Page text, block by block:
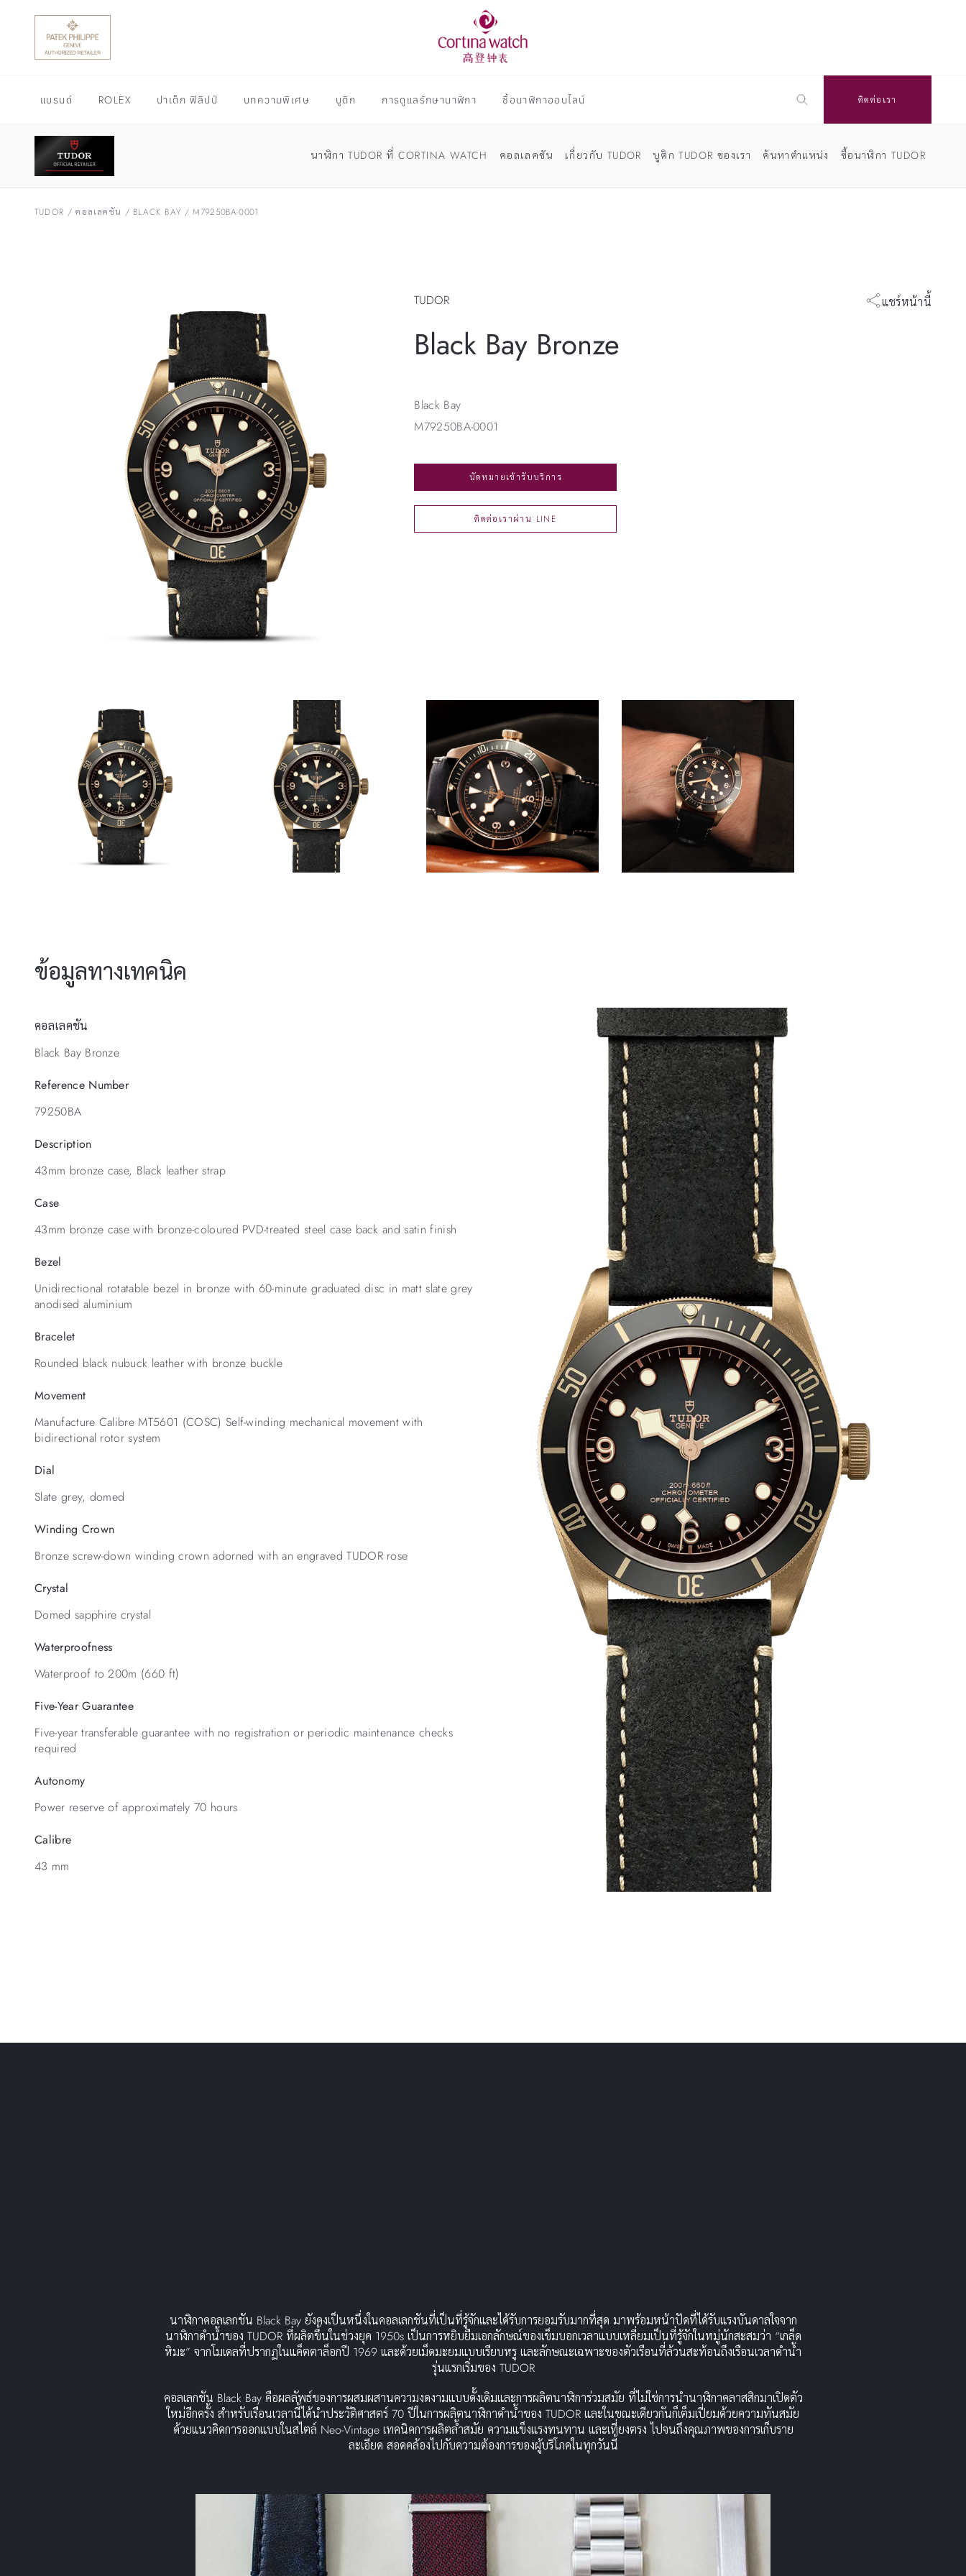
แบรนด์ ROLEX ปาเต็ก ฟิลิปป์ บทความพิเศษ บูติก การดูแลรักษานาฬิกา ซื้อนาฬิกาออนไลน์ ติดต่อเรา
นาฬิกา TUDOR ที่ CORTINA WATCH คอลเลคชัน เกี่ยวกับ TUDOR บูติก TUDOR ของเรา ค้นหาตำแหน่ง ซื้อนาฬิกา TUDOR
TUDOR / คอลเลคชัน / BLACK BAY / M79250BA-0001
TUDOR แชร์หน้านี้
Black Bay Bronze
Black Bay
M79250BA-0001
นัดหมายเข้ารับบริการ
ติดต่อเราผ่าน LINE
ข้อมูลทางเทคนิค
คอลเลคชัน
Black Bay Bronze
Reference Number
79250BA
Description
43mm bronze case, Black leather strap
Case
43mm bronze case with bronze-coloured PVD-treated steel case back and satin finish
Bezel
Unidirectional rotatable bezel in bronze with 60-minute graduated disc in matt slate grey
anodised aluminium
Bracelet
Rounded black nubuck leather with bronze buckle
Movement
Manufacture Calibre MT5601 (COSC) Self-winding mechanical movement with
bidirectional rotor system
Dial
Slate grey, domed
Winding Crown
Bronze screw-down winding crown adorned with an engraved TUDOR rose
Crystal
Domed sapphire crystal
Waterproofness
Waterproof to 200m (660 ft)
Five-Year Guarantee
Five-year transferable guarantee with no registration or periodic maintenance checks
required
Autonomy
Power reserve of approximately 70 hours
Calibre
43 mm
นาฬิกาคอลเลกชัน Black Bay ยังคงเป็นหนึ่งในคอลเลกชันที่เป็นที่รู้จักและได้รับการยอมรับมากที่สุด มาพร้อมหน้าปัดที่ได้รับแรงบันดาลใจจาก
นาฬิกาดำน้ำของ TUDOR ที่ผลิตขึ้นในช่วงยุค 1950s เป็นการหยิบยืมเอกลักษณ์ของเข็มบอกเวลาแบบเหลี่ยมเป็นที่รู้จักในหมู่นักสะสมว่า “เกล็ด
หิมะ” จากโมเดลที่ปรากฏในแค็ตตาล็อกปี 1969 และด้วยเม็ดมะยมแบบเรียบหรู และลักษณะเฉพาะของตัวเรือนที่ล้วนสะท้อนถึงเรือนเวลาดำน้ำ
รุ่นแรกเริ่มของ TUDOR
คอลเลกชัน Black Bay คือผลลัพธ์ของการผสมผสานความงดงามแบบดั้งเดิมและการผลิตนาฬิการ่วมสมัย ที่ไม่ใช่การนำนาฬิกาคลาสสิกมาเปิดตัว
ใหม่อีกครั้ง สำหรับเรือนเวลานี้ได้นำประวัติศาสตร์ 70 ปีในการผลิตนาฬิกาดำน้ำของ TUDOR และในขณะเดียวกันก็เต็มเปี่ยมด้วยความทันสมัย
ด้วยแนวคิดการออกแบบในสไตล์ Neo-Vintage เทคนิคการผลิตล้ำสมัย ความแข็งแรงทนทาน และเที่ยงตรง ไปจนถึงคุณภาพของการเก็บราย
ละเอียด สอดคล้องไปกับความต้องการของผู้บริโภคในทุกวันนี้